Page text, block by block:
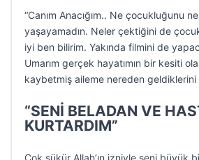
“Canım Anacığım.. Ne çocukluğunu
yaşayamadın. Neler çektiğini de
iyi ben bilirim. Yakında filmini de
Umarım gerçek hayatımın bir kesiti
kaybetmiş aileme nereden geldiklerini
“SENİ BELADAN VE
KURTARDIM”
Çok şükür Allah’ın izniyle seni büyük